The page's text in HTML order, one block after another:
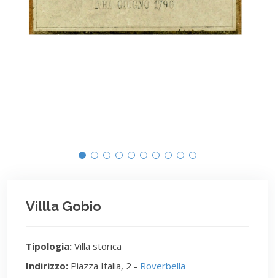
Villla Gobio
Tipologia: Villa storica
Indirizzo: Piazza Italia, 2 - Roverbella